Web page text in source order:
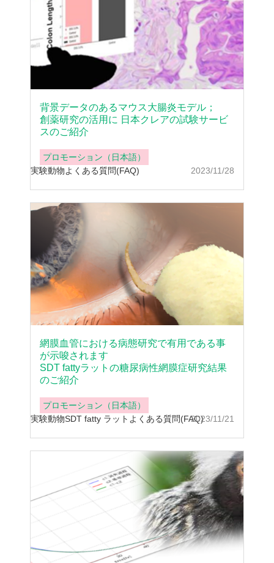
2023/11/28
背景データのあるマウス大腸炎モデル；
創薬研究の活用に 日本クレアの試験サービ
スのご紹介
プロモーション（日本語）
実験動物よくある質問(FAQ)
2023/11/21
網膜血管における病態研究で有用である事
が示唆されます
SDT fattyラットの糖尿病性網膜症研究結果
のご紹介
プロモーション（日本語）
実験動物SDT fatty ラット よくある質問(FAQ)